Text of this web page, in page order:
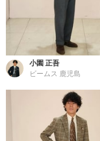
小園 正吾
ビームス 鹿児島